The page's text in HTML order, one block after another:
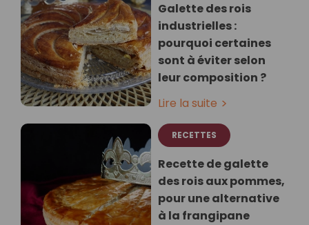
Galette des rois
industrielles :
pourquoi certaines
sont à éviter selon
leur composition ?
Lire la suite
RECETTES
Recette de galette
des rois aux pommes,
pour une alternative
à la frangipane